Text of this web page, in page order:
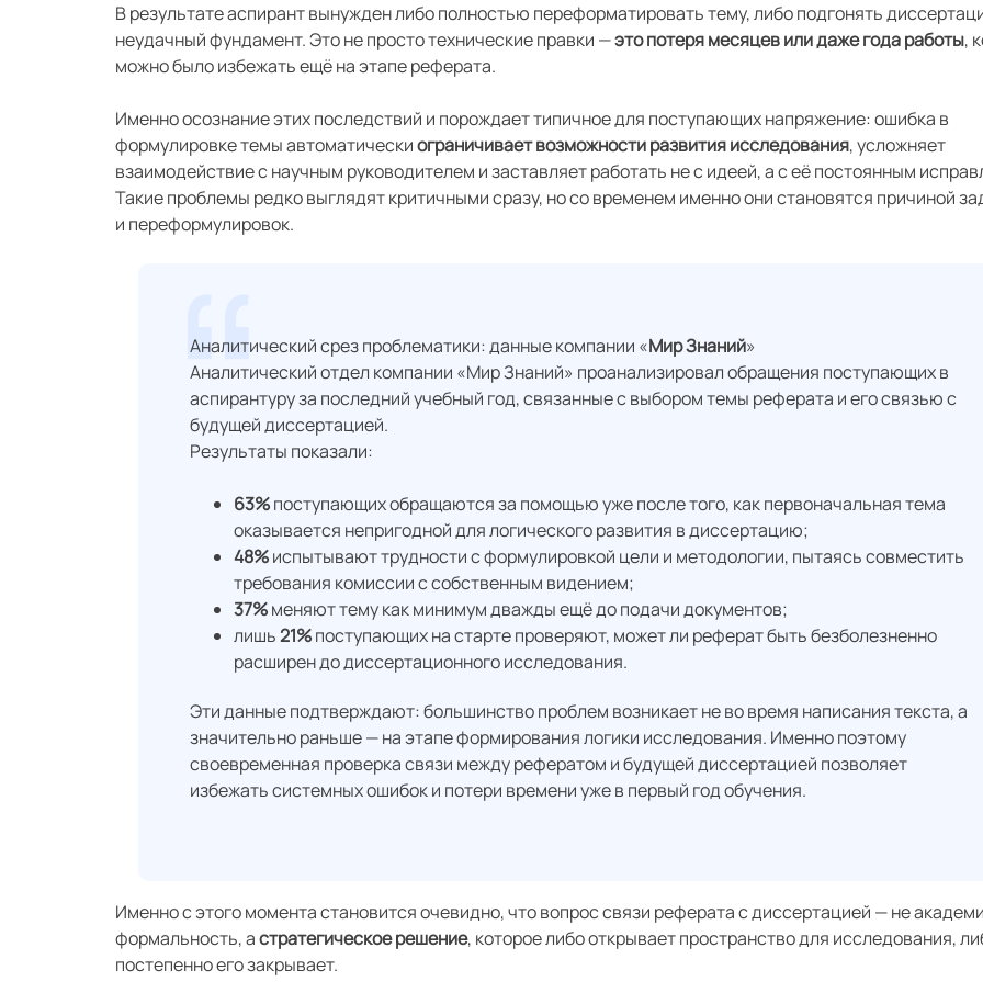
В результате аспирант вынужден либо полностью переформатировать тему, либо подгонять
неудачный фундамент. Это не просто технические правки —это потеря месяцев или даже года работы,
можно было избежать ещё на этапе реферата.
Именно осознание этих последствий и порождает типичное для поступающих напряжение: ошибка в
формулировке темы автоматическиограничивает возможности развития исследования, усложняет
взаимодействие с научным руководителем и заставляет работать не с идеей, а с её постоянным
Такие проблемы редко выглядят критичными сразу, но со временем именно они становятся причиной
и переформулировок.
Аналитический срез проблематики: данные компании «Мир Знаний»
Аналитический отдел компании «Мир Знаний» проанализировал обращения поступающих в
аспирантуру за последний учебный год, связанные с выбором темы реферата и его связью с
будущей диссертацией.
Результаты показали:
63%поступающих обращаются за помощью уже после того, как первоначальная тема
оказывается непригодной для логического развития в диссертацию;
48%испытывают трудности с формулировкой цели и методологии, пытаясь совместить
требования комиссии с собственным видением;
37%меняют тему как минимум дважды ещё до подачи документов;
лишь21%поступающих на старте проверяют, может ли реферат быть безболезненно
расширен до диссертационного исследования.
Эти данные подтверждают: большинство проблем возникает не во время написания текста, а
значительно раньше — на этапе формирования логики исследования. Именно поэтому
своевременная проверка связи между рефератом и будущей диссертацией позволяет
избежать системных ошибок и потери времени уже в первый год обучения.
Именно с этого момента становится очевидно, что вопрос связи реферата с диссертацией — не
формальность, астратегическое решение, которое либо открывает пространство для исследования,
постепенно его закрывает.